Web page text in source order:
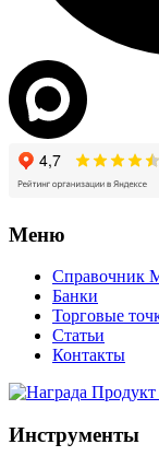
Меню
Справочник
Банки
Торговые
Статьи
Контакты
Инструменты